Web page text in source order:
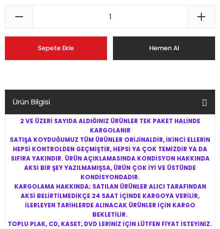
Sepete Ekle Hemen Al
Ürün Bilgisi
2 VE ÜZERİ SAYIDA ALDIĞINIZ ÜRÜNLER TEK PAKET HALİNDE
KARGOLANIR
SATIŞA KOYDUĞUMUZ TÜM ÜRÜNLER ORİJİNALDİR, İKİNCİ ELLERİN
HEPSİ KONTROLDEN GEÇMİŞTİR, HEPSİ YA ÇOK TEMİZDİR YA DA
SIFIRA YAKINDIR. ÜRÜN AÇIKLAMASINDA KONDİSYON HAKKINDA
AKSİ BİR ŞEY YAZILMAMIŞSA, ÜRÜN ÇOK İYİ VE ÜSTÜNDE
KONDİSYONDADIR.
KARGOLAMA HAKKINDA; SATILAN ÜRÜNLER ALICI TARAFINDAN
AKSİ BELİRTİLMEDİKÇE 24 SAAT İÇİNDE KARGOYA VERİLİR,
İLERLEYEN TARİHLERDE ALINACAK ÜRÜNLER İÇİN KARGO
BEKLETİLİR.
TOPLU PLAK, CD, KASET, DVD LERİNİZ İÇİN LÜTFEN FİYAT İSTEYİNİZ.